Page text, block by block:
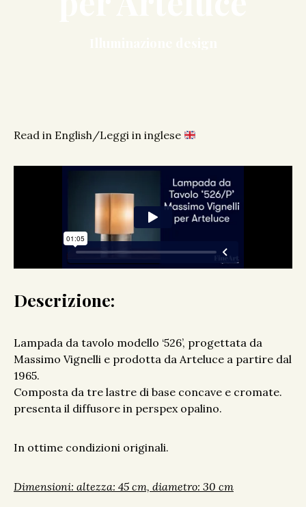
Read in English/Leggi in inglese
Descrizione:
Lampada da tavolo modello ‘526’, progettata da
Massimo Vignelli e prodotta da Arteluce a partire dal
1965.
Composta da tre lastre di base concave e cromate.
presenta il diffusore in perspex opalino.
In ottime condizioni originali.
Dimensioni: altezza: 45 cm, diametro: 30 cm